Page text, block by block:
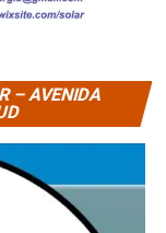
– AVENIDA